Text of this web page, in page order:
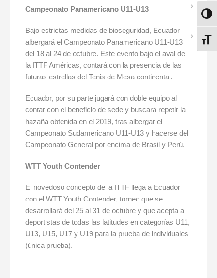
Campeonato Panamericano U11-U13
Bajo estrictas medidas de bioseguridad, Ecuador
albergará el Campeonato Panamericano U11-U13
del 18 al 24 de octubre. Este evento bajo el aval de
la ITTF Américas, contará con la presencia de las
futuras estrellas del Tenis de Mesa continental.
Ecuador, por su parte jugará con doble equipo al
contar con el beneficio de sede y buscará repetir la
hazaña obtenida en el 2019, tras albergar el
Campeonato Sudamericano U11-U13 y hacerse del
Campeonato General por encima de Brasil y Perú.
WTT Youth Contender
El novedoso concepto de la ITTF llega a Ecuador
con el WTT Youth Contender, torneo que se
desarrollará del 25 al 31 de octubre y que acepta a
deportistas de todas las latitudes en categorías U11,
U13, U15, U17 y U19 para la prueba de individuales
(única prueba).